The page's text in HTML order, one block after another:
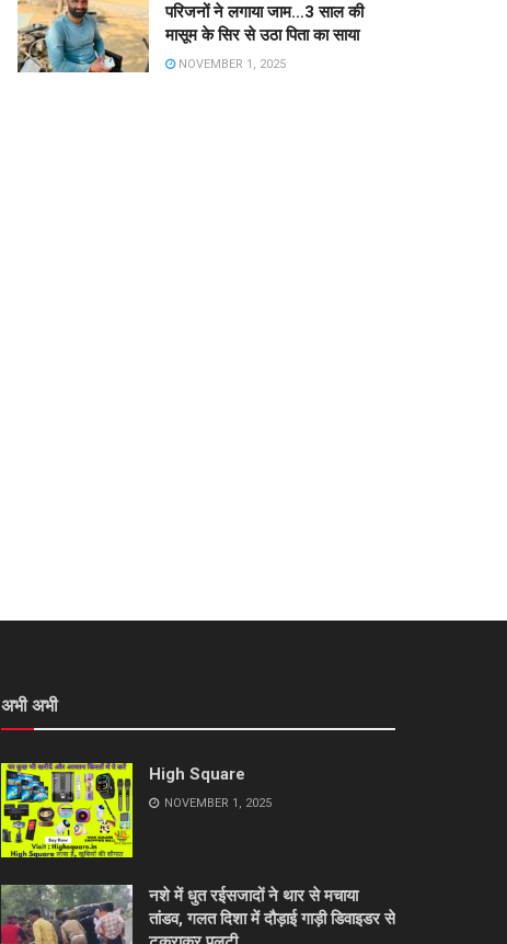
परिजनों ने लगाया जाम…3 साल की
मासूम के सिर से उठा पिता का साया
NOVEMBER 1, 2025
अभी अभी
High Square
NOVEMBER 1, 2025
नशे में धुत रईसजादों ने थार से मचाया
तांडव, गलत दिशा में दौड़ाई गाड़ी डिवाइडर से